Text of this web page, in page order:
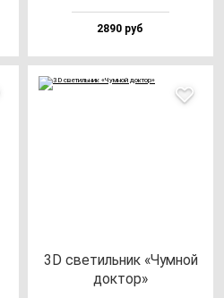
2890 руб
3D све­тиль­ник «Чум­ной
док­тор»